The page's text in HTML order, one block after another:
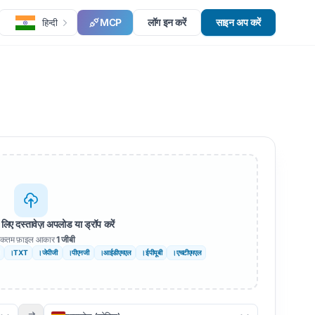
हिन्दी MCP लॉग इन करें साइन अप करें
दस्तावेज़ अपलोड या ड्रॉप करें
फ़ाइल आकार1 जीबी
।TXT ।जेपीजी ।पीएनजी ।आईडीएमएल ।ईपीयूबी ।एचटीएमएल